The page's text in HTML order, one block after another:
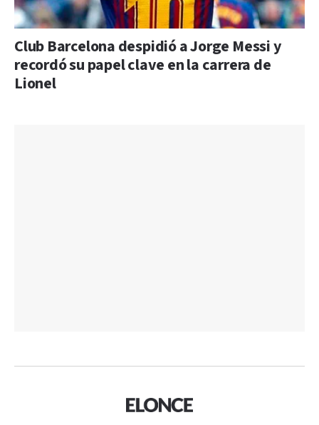
Club Barcelona despidió a Jorge Messi y
recordó su papel clave en la carrera de
Lionel